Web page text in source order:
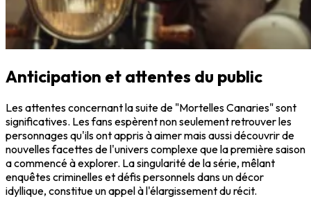
Anticipation et attentes du public
Les attentes concernant la suite de "Mortelles Canaries" sont
significatives. Les fans espèrent non seulement retrouver les
personnages qu'ils ont appris à aimer mais aussi découvrir de
nouvelles facettes de l'univers complexe que la première saison
a commencé à explorer. La singularité de la série, mêlant
enquêtes criminelles et défis personnels dans un décor
idyllique, constitue un appel à l'élargissement du récit.